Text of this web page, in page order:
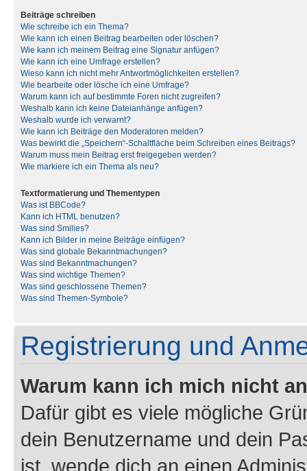
Beiträge schreiben
Wie schreibe ich ein Thema?
Wie kann ich einen Beitrag bearbeiten oder löschen?
Wie kann ich meinem Beitrag eine Signatur anfügen?
Wie kann ich eine Umfrage erstellen?
Wieso kann ich nicht mehr Antwortmöglichkeiten erstellen?
Wie bearbeite oder lösche ich eine Umfrage?
Warum kann ich auf bestimmte Foren nicht zugreifen?
Weshalb kann ich keine Dateianhänge anfügen?
Weshalb wurde ich verwarnt?
Wie kann ich Beiträge den Moderatoren melden?
Was bewirkt die „Speichern“-Schaltfläche beim Schreiben eines Beitrags?
Warum muss mein Beitrag erst freigegeben werden?
Wie markiere ich ein Thema als neu?
Textformatierung und Thementypen
Was ist BBCode?
Kann ich HTML benutzen?
Was sind Smilies?
Kann ich Bilder in meine Beiträge einfügen?
Was sind globale Bekanntmachungen?
Was sind Bekanntmachungen?
Was sind wichtige Themen?
Was sind geschlossene Themen?
Was sind Themen-Symbole?
Registrierung und
Warum kann ich mich nicht
Dafür gibt es viele mögliche
dein Benutzername und dein
ist, wende dich an einen